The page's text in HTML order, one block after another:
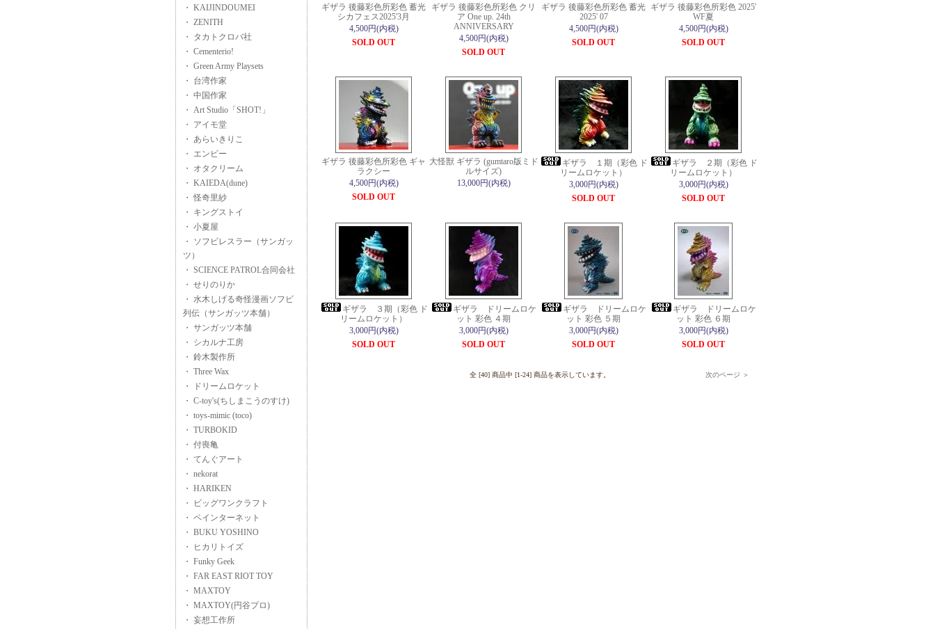
・ KAIJINDOUMEI
・ ZENITH
・ タカトクロバ社
・ Cementerio!
・ Green Army Playsets
・ 台湾作家
・ 中国作家
・ Art Studio「SHOT!」
・ アイモ堂
・ あらいきりこ
・ エンビー
・ オタクリーム
・ KAIEDA(dune)
・ 怪奇里紗
・ キングストイ
・ 小夏屋
・ ソフビレスラー（サンガッ
ツ）
・ SCIENCE PATROL合同会社
・ せりのりか
・ 水木しげる奇怪漫画ソフビ
列伝（サンガッツ本舗）
・ サンガッツ本舗
・ シカルナ工房
・ 鈴木製作所
・ Three Wax
・ ドリームロケット
・ C-toy's(ちしまこうのすけ)
・ toys-mimic (toco)
・ TURBOKID
・ 付喪亀
・ てんぐアート
・ nekorat
・ HARIKEN
・ ビッグワンクラフト
・ ペインターネット
・ BUKU YOSHINO
・ ヒカリトイズ
・ Funky Geek
・ FAR EAST RIOT TOY
・ MAXTOY
・ MAXTOY(円谷プロ)
・ 妄想工作所
ギザラ 後藤彩色所彩色 蓄光
シカフェス2025'3月
4,500円(内税)
SOLD OUT
ギザラ 後藤彩色所彩色 クリ
ア One up. 24th
ANNIVERSARY
4,500円(内税)
SOLD OUT
ギザラ 後藤彩色所彩色 蓄光
2025' 07
4,500円(内税)
SOLD OUT
ギザラ 後藤彩色所彩色 2025'
WF夏
4,500円(内税)
SOLD OUT
ギザラ 後藤彩色所彩色 ギャ
ラクシー
4,500円(内税)
SOLD OUT
大怪獣 ギザラ (gumtaro版ミド
ルサイズ)
13,000円(内税)
ギザラ １期（彩色 ド
リームロケット）
3,000円(内税)
SOLD OUT
ギザラ ２期（彩色 ド
リームロケット）
3,000円(内税)
SOLD OUT
ギザラ ３期（彩色 ド
リームロケット）
3,000円(内税)
SOLD OUT
ギザラ ドリームロケ
ット 彩色 ４期
3,000円(内税)
SOLD OUT
ギザラ ドリームロケ
ット 彩色 ５期
3,000円(内税)
SOLD OUT
ギザラ ドリームロケ
ット 彩色 ６期
3,000円(内税)
SOLD OUT
全 [40] 商品中 [1-24] 商品を表示しています。 次のページ ＞